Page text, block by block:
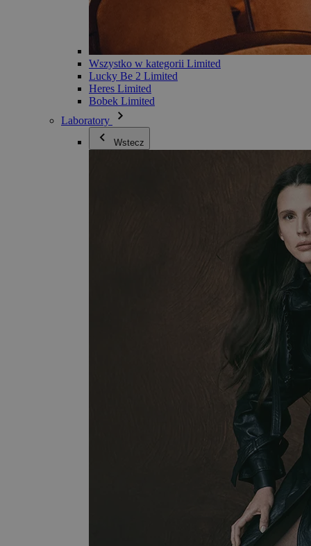
Wszystko w kategorii Limited
Lucky Be 2 Limited
Heres Limited
Bobek Limited
Laboratory
Wstecz